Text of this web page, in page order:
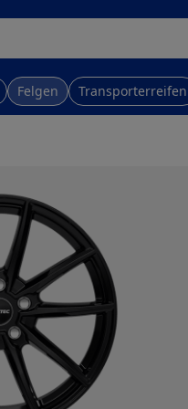
Felgen Transporterreifen